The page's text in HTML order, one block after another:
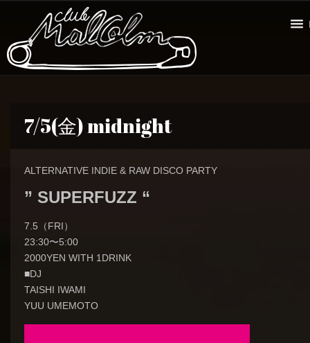
7/5(金) midnight
ALTERNATIVE INDIE & RAW DISCO PARTY
” SUPERFUZZ “
7.5（FRI）
23:30〜5:00
2000YEN WITH 1DRINK
■DJ
TAISHI IWAMI
YUU UMEMOTO